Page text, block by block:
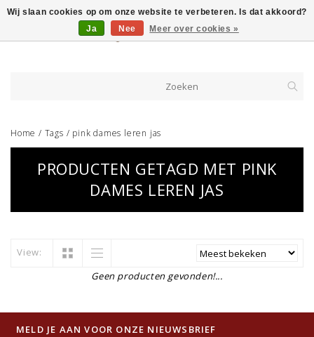
Home / Tags / pink dames leren jas
PRODUCTEN GETAGD MET PINK
DAMES LEREN JAS
View:
Geen producten gevonden!...
MELD JE AAN VOOR ONZE NIEUWSBRIEF
Wij slaan cookies op om onze website te verbeteren. Is dat akkoord?
Ja
Nee Meer over cookies »